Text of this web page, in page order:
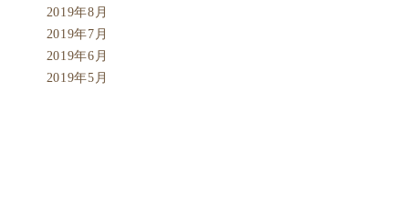
2019年8月
2019年7月
2019年6月
2019年5月